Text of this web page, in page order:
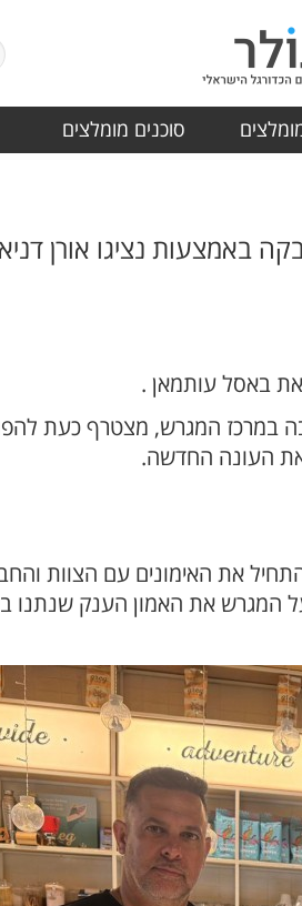
סוכנים מומלצים
באמצעות נציגו אורן
באסל עותמאן .
במרכז המגרש, מצטרף כעת
העונה החדשה.
את האימונים עם הצוות
המגרש את האמון הענק שנתנו